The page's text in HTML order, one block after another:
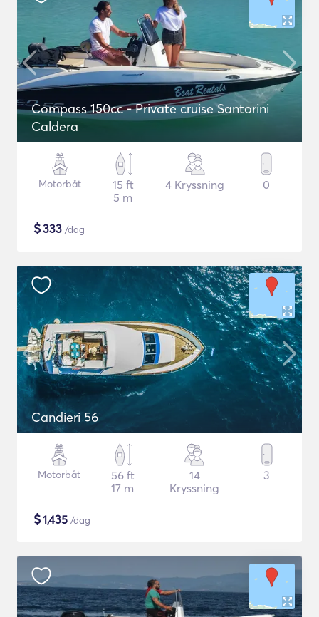
Compass 150cc - Private cruise Santorini
Caldera
Motorbåt
15 ft
5 m
4 Kryssning 0
$333 /dag
Candieri 56
Motorbåt
56 ft
17 m
14
Kryssning
3
$1,435 /dag